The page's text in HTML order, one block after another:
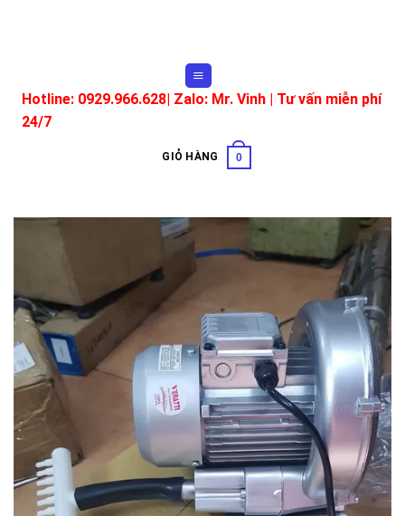
Hotline: 0929.966.628| Zalo: Mr. Vinh | Tư vấn miễn phí
24/7
GIỎ HÀNG 0